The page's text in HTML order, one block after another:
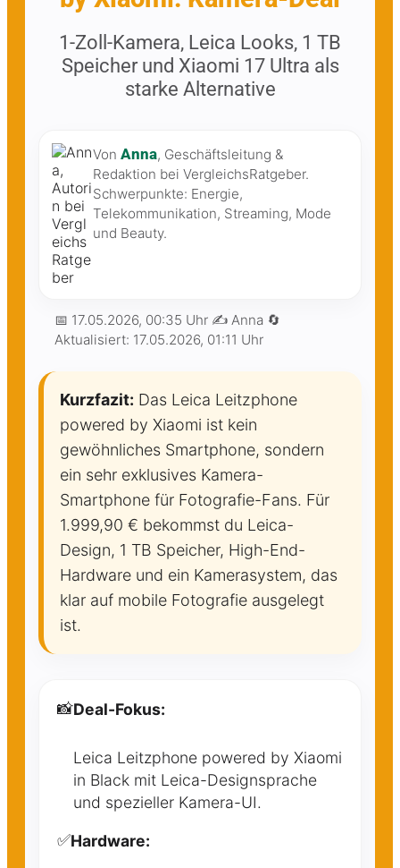
1-Zoll-Kamera, Leica Looks, 1 TB
Speicher und Xiaomi 17 Ultra als
starke Alternative
Von Anna, Geschäftsleitung &
Redaktion bei VergleichsRatgeber.
Schwerpunkte: Energie,
Telekommunikation, Streaming, Mode
und Beauty.
📅 17.05.2026, 00:35 Uhr ✍️ Anna 🔄
Aktualisiert: 17.05.2026, 01:11 Uhr
Kurzfazit: Das Leica Leitzphone
powered by Xiaomi ist kein
gewöhnliches Smartphone, sondern
ein sehr exklusives Kamera-
Smartphone für Fotografie-Fans. Für
1.999,90 € bekommst du Leica-
Design, 1 TB Speicher, High-End-
Hardware und ein Kamerasystem, das
klar auf mobile Fotografie ausgelegt
ist.
📸Deal-Fokus:
Leica Leitzphone powered by Xiaomi
in Black mit Leica-Designsprache
und spezieller Kamera-UI.
✅Hardware: